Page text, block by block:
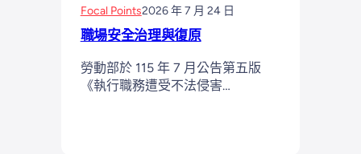
Focal Points2026 年 7 月 24 日
職場安全治理與復原
勞動部於 115 年 7 月公告第五版
《執行職務遭受不法侵害…